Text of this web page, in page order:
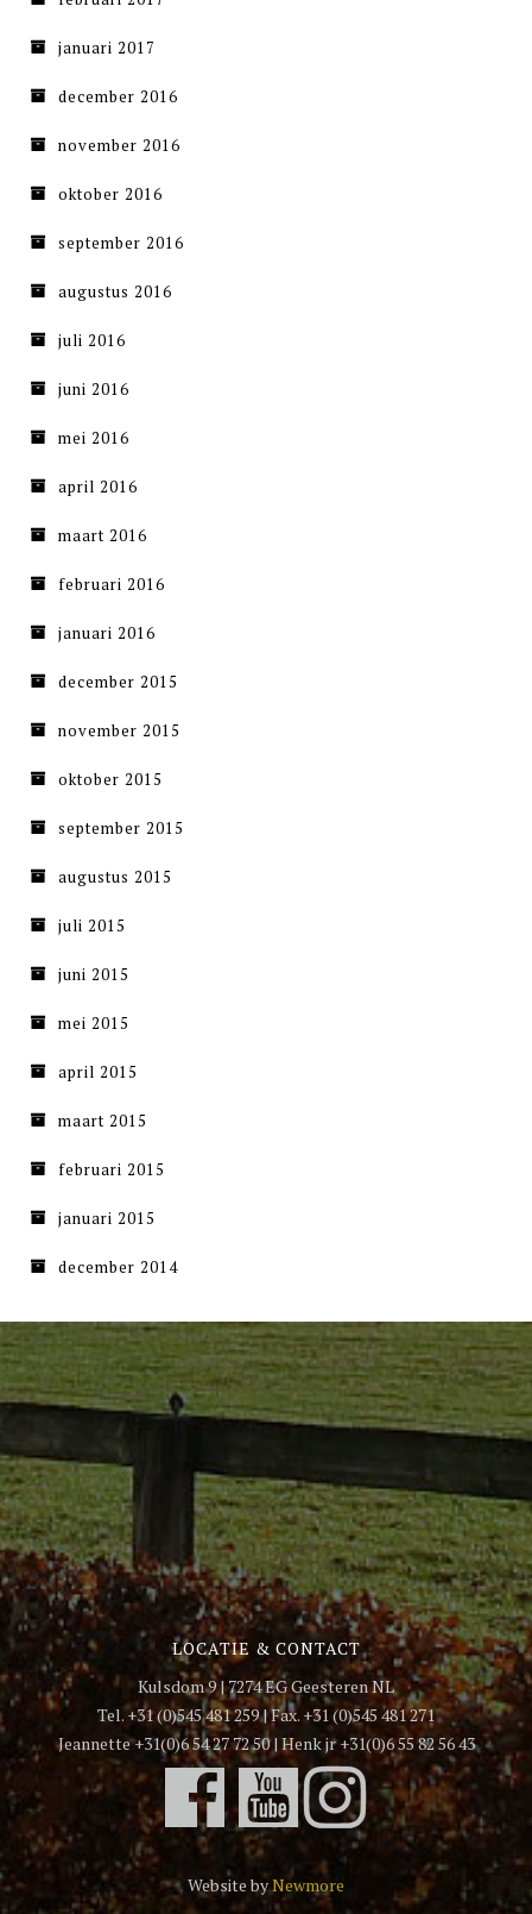
januari 2017
december 2016
november 2016
oktober 2016
september 2016
augustus 2016
juli 2016
juni 2016
mei 2016
april 2016
maart 2016
februari 2016
januari 2016
december 2015
november 2015
oktober 2015
september 2015
augustus 2015
juli 2015
juni 2015
mei 2015
april 2015
maart 2015
februari 2015
januari 2015
december 2014
LOCATIE & CONTACT
Kulsdom 9 | 7274 EG Geesteren NL
Tel. +31 (0)545 481 259 | Fax. +31 (0)545 481 271
Jeannette +31(0)6 54 27 72 50 | Henk jr +31(0)6 55 82 56 43
Website byNewmore